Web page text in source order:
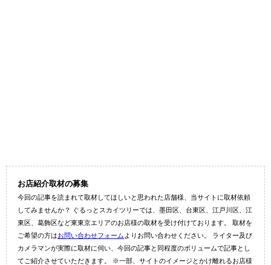
お店紹介取材の募集
今回の記事を読まれて取材してほしいと思われた店舗様、当サイトに取材依頼
してみませんか？ ぐるっとスカイツリーでは、墨田区、台東区、江戸川区、江
東区、葛飾区など東東京エリアのお店様の取材を受け付けております。 取材を
ご希望の方はお問い合わせフォーム よりお問い合わせください。 ライター及び
カメラマンが実際に取材に伺い、今回の記事と同程度のボリュームで記事とし
てご紹介させていただきます。 ※一部、サイトのイメージとかけ離れるお店様